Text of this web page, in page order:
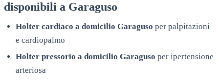
disponibili a Garaguso
Holter cardiaco a domicilio Garaguso per palpitazioni
e cardiopalmo
Holter pressorio a domicilio Garaguso per ipertensione
arteriosa